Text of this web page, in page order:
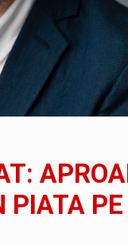
RO concept
a Pall-Ex,
AL FAMILIEI: RANGE
PIATA